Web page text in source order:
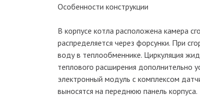
Особенности конструкции
В корпусе котла расположена камера
распределяется через форсунки. При
воду в теплообменнике. Циркуляция
теплового расширения дополнительно
электронный модуль с комплексом
выносятся на переднюю панель корпуса.